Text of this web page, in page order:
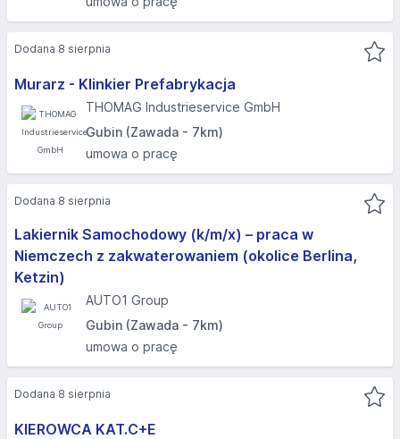
Murarz - Klinkier Prefabrykacja
THOMAG Industrieservice GmbH
Gubin (Zawada - 7km)
umowa o pracę
Dodana 8 sierpnia
Lakiernik Samochodowy (k/m/x) – praca w
Niemczech z zakwaterowaniem (okolice Berlina,
Ketzin)
AUTO1 Group
Gubin (Zawada - 7km)
umowa o pracę
Dodana 8 sierpnia
KIEROWCA KAT.C+E
Dodana 8 sierpnia